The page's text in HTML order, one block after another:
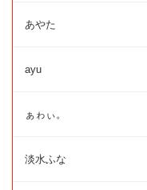
あやた
ayu
ぁゎぃ。
淡水ふな